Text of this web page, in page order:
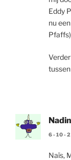
Eddy
nu
Pfaffs)
tussen
6-10-
Naïs,